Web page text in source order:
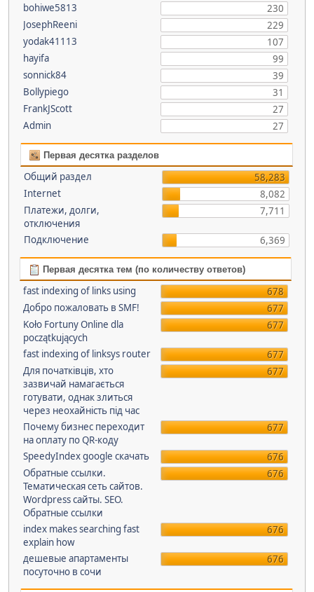
bohiwe5813
230
JosephReeni
229
yodak41113
107
hayifa
99
sonnick84
39
Bollypiego
31
FrankJScott
27
Admin
27
Первая десятка разделов
Общий раздел
58,283
Internet
8,082
Платежи, долги,
отключения
7,711
Подключение 6,369
Первая десятка тем (по количеству ответов)
fast indexing of links using
678
Добро пожаловать в SMF!
677
Koło Fortuny Online dla
początkujących
677
fast indexing of linksys router
677
Для початківців, хто
зазвичай намагається
готувати, однак злиться
через неохайність під час
677
Почему бизнес переходит
на оплату по QR-коду
677
SpeedyIndex google скачать
676
Обратные ссылки.
Тематическая сеть сайтов.
Wordpress сайты. SEO.
Обратные ссылки
676
index makes searching fast
explain how
676
дешевые апартаменты
посуточно в сочи
676